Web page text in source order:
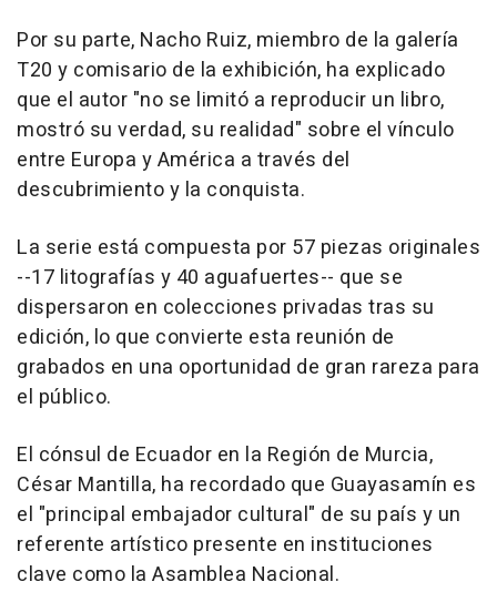
Por su parte, Nacho Ruiz, miembro de la galería
T20 y comisario de la exhibición, ha explicado
que el autor "no se limitó a reproducir un libro,
mostró su verdad, su realidad" sobre el vínculo
entre Europa y América a través del
descubrimiento y la conquista.
La serie está compuesta por 57 piezas originales
--17 litografías y 40 aguafuertes-- que se
dispersaron en colecciones privadas tras su
edición, lo que convierte esta reunión de
grabados en una oportunidad de gran rareza para
el público.
El cónsul de Ecuador en la Región de Murcia,
César Mantilla, ha recordado que Guayasamín es
el "principal embajador cultural" de su país y un
referente artístico presente en instituciones
clave como la Asamblea Nacional.